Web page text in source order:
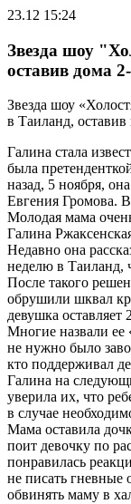
23.12 15:24
Звезда шоу
оставив дома
Звезда шоу
в Таиланд, оставив
Галина стала
была
назад, 5 ноября,
Евгения Громова. В
Молодая мама
Галина
Недавно она
неделю в Таиланд,
После такого
обрушили шквал
девушка оставляет
Многие назвали ее
не нужно было
кто поддерживал
Галина на
уверила их, что
в случае
Мама оставила
поит девочку по
понравилась
не писать
обвинять маму в